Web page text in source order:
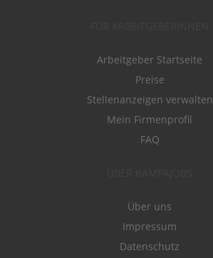
Arbeitgeber Startseite
Preise
Stellenanzeigen verwalten
Mein Firmenprofil
FAQ
Über uns
Impressum
Datenschutz